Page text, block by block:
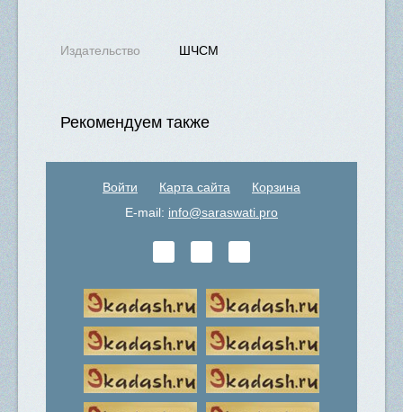
Издательство ШЧСМ
Рекомендуем также
Войти Карта сайта
Корзина
E-mail: info@saraswati.pro